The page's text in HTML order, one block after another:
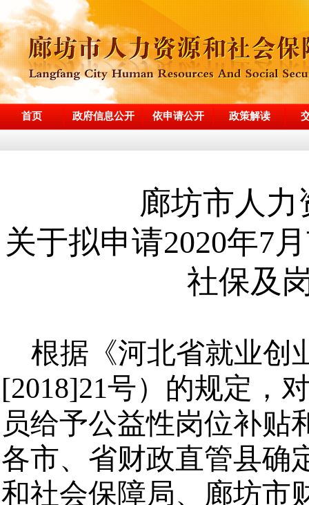
首页 政府信息公开 依申请公开 政策解读